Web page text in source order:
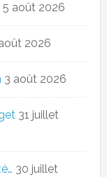
5 août 2026
2026
3 août 2026
31 juillet
30 juillet